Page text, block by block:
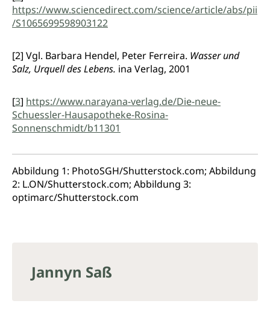
https://www.sciencedirect.com/science/article/abs/pii
/S1065699598903122
[2] Vgl. Barbara Hendel, Peter Ferreira. Wasser und
Salz, Urquell des Lebens. ina Verlag, 2001
[3] https://www.narayana-verlag.de/Die-neue-
Schuessler-Hausapotheke-Rosina-
Sonnenschmidt/b11301
Abbildung 1: PhotoSGH/Shutterstock.com; Abbildung
2: L.ON/Shutterstock.com; Abbildung 3:
optimarc/Shutterstock.com
Jannyn Saß